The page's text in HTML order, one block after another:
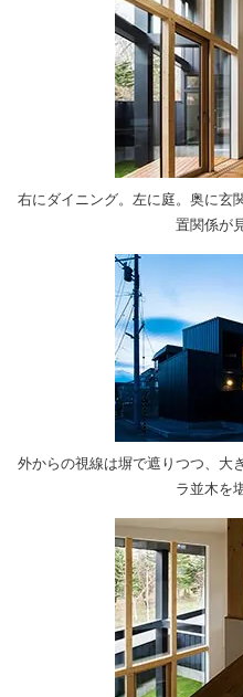
右にダイニング。左に庭。奥に玄
置関係が
外からの視線は塀で遮りつつ、大
ラ並木を